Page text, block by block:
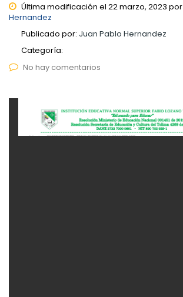
Última modificación el 22 marzo, 2023 por
Hernandez
Publicado por: Juan Pablo Hernandez
Categoría:
No hay comentarios